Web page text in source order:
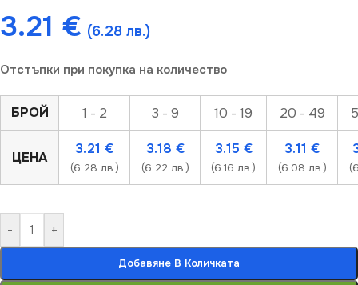
3.21 € (6.28 лв.)
Отстъпки при покупка на количество
БРОЙ 1 - 2 3 - 9 10 - 19 20 - 49
ЦЕНА
3.21 €
(6.28 лв.)
3.18 €
(6.22 лв.)
3.15 €
(6.16 лв.)
3.11 €
(6.08 лв.)
- +
Добавяне В Количката